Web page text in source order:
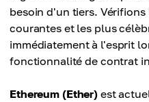
besoin d'un tiers.
courantes et les plus
immédiatement à l'esprit
fonctionnalité de contrat
Ethereum (Ether) est